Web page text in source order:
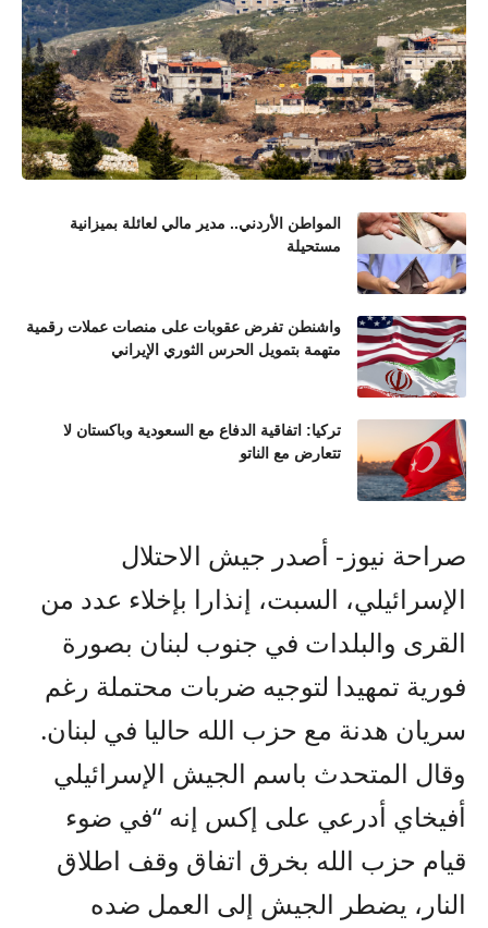
المواطن الأردني.. مدير مالي لعائلة بميزانية
مستحيلة
واشنطن تفرض عقوبات على منصات عملات رقمية
متهمة بتمويل الحرس الثوري الإيراني
تركيا: اتفاقية الدفاع مع السعودية وباكستان لا
تتعارض مع الناتو
صراحة نيوز- أصدر جيش الاحتلال
الإسرائيلي، السبت، إنذارا بإخلاء عدد من
القرى والبلدات في جنوب لبنان بصورة
فورية تمهيدا لتوجيه ضربات محتملة رغم
سريان هدنة مع حزب الله حاليا في لبنان.
وقال المتحدث باسم الجيش الإسرائيلي
أفيخاي أدرعي على إكس إنه “في ضوء
قيام حزب الله بخرق اتفاق وقف اطلاق
النار، يضطر الجيش إلى العمل ضده